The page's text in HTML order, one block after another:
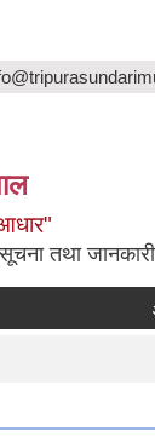
सूचना तथा जानकारी
आ.ब.